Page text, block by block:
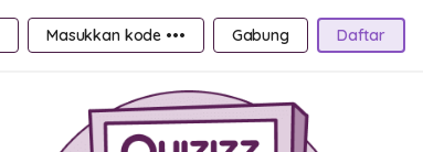
Masukkan kode ••• Gabung Daftar